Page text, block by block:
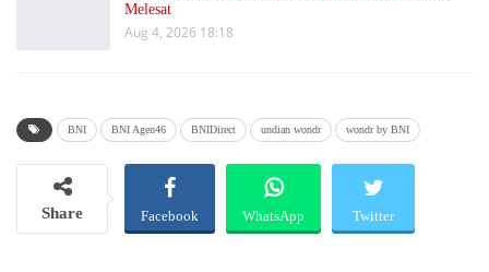
Melesat
Aug 4, 2026 18:18
BNI BNI Agen46 BNIDirect undian wondr wondr by BNI
Share Facebook WhatsApp Twitter